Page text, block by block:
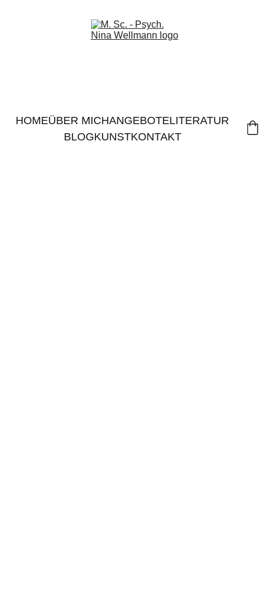
HOMEÜBER MICHANGEBOTELITERATUR
BLOGKUNSTKONTAKT